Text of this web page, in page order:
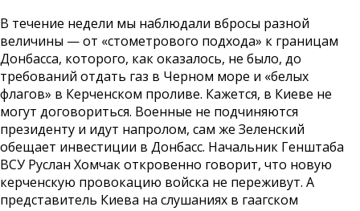
В течение недели мы наблюдали вбросы разной
величины — от «стометрового подхода» к границам
Донбасса, которого, как оказалось, не было, до
требований отдать газ в Черном море и «белых
флагов» в Керченском проливе. Кажется, в Киеве не
могут договориться. Военные не подчиняются
президенту и идут напролом, сам же Зеленский
обещает инвестиции в Донбасс. Начальник Генштаба
ВСУ Руслан Хомчак откровенно говорит, что новую
керченскую провокацию войска не переживут. А
представитель Киева на слушаниях в гаагском